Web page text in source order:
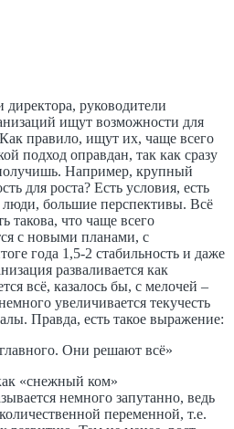
руководители
ищут возможности для
правило, ищут их, чаще всего
подход оправдан, так как сразу
Например, крупный
для роста? Есть условия, есть
большие перспективы. Всё
такова, что чаще всего
с новыми планами, с
года 1,5-2 стабильность и даже
разваливается как
всё, казалось бы, с мелочей –
увеличивается текучесть
Правда, есть такое выражение:
Они решают всё»
«снежный ком»
немного запутанно, ведь
переменной, т.е.